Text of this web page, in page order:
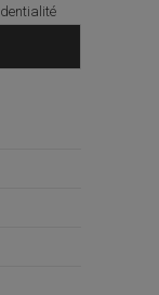
field empty.